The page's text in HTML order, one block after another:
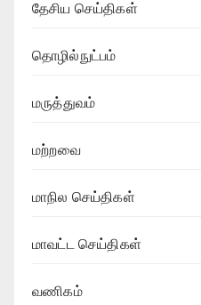
தேசிய செய்திகள்
தொழில்நுட்பம்
மருத்துவம்
மற்றவை
மாநில செய்திகள்
மாவட்ட செய்திகள்
வணிகம்